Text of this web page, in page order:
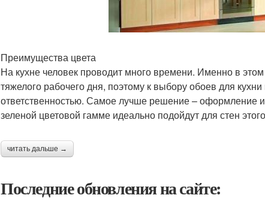
Преимущества цвета
На кухне человек проводит много времени. Именно в
тяжелого рабочего дня, поэтому к выбору обоев для
ответственностью. Самое лучше решение – оформление
зеленой цветовой гамме идеально подойдут для стен
читать дальше →
Последние обновления на сайте: